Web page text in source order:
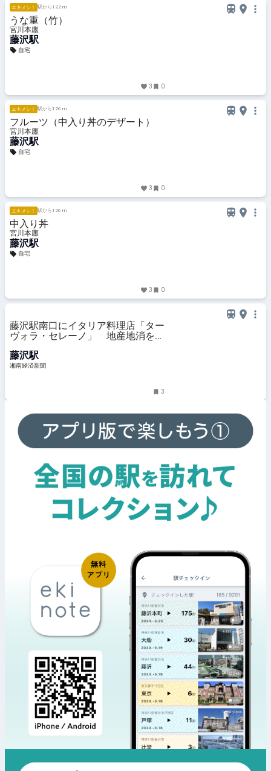
エキメシ！ 駅から122 m
うな重（竹）
宮川本廛
藤沢駅
自宅
3 0
エキメシ！ 駅から126 m
フルーツ（中入り丼のデザート）
宮川本廛
藤沢駅
自宅
3 0
エキメシ！ 駅から126 m
中入り丼
宮川本廛
藤沢駅
自宅
3 0
藤沢駅南口にイタリア料理店「ター
ヴォラ・セレーノ」 地産地消をテ
藤沢駅
湘南経済新聞
3